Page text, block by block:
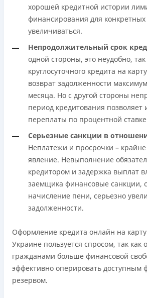
хорошей кредитной истории
финансирования для
увеличиваться.
Непродолжительный срок
одной стороны, это неудобно, так
круглосуточного кредита на
возврат задолженности
месяца. Но с другой стороны
период кредитования позволяет
переплаты по процентной
Серьезные санкции в
Неплатежи и просрочки –
явление. Невыполнение
кредитором и задержка выплат
заемщика финансовые санкции,
начисление пени, серьезно
задолженности.
Оформление кредита онлайн на карту
Украине пользуется спросом, так как
гражданами больше финансовой
эффективно оперировать доступным
резервом.